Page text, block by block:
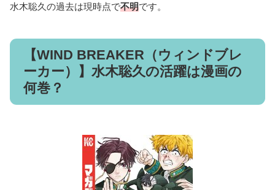
水木聡久の過去は現時点で不明です。
【WIND BREAKER（ウィンドブレ
ーカー）】水木聡久の活躍は漫画の
何巻？